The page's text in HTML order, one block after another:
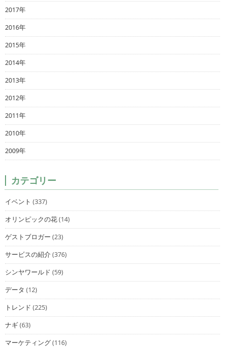
2017年
2016年
2015年
2014年
2013年
2012年
2011年
2010年
2009年
カテゴリー
イベント (337)
オリンピックの花(14)
ゲストブロガー (23)
サービスの紹介(376)
シンヤワールド (59)
データ (12)
トレンド (225)
ナギ(63)
マーケティング(116)